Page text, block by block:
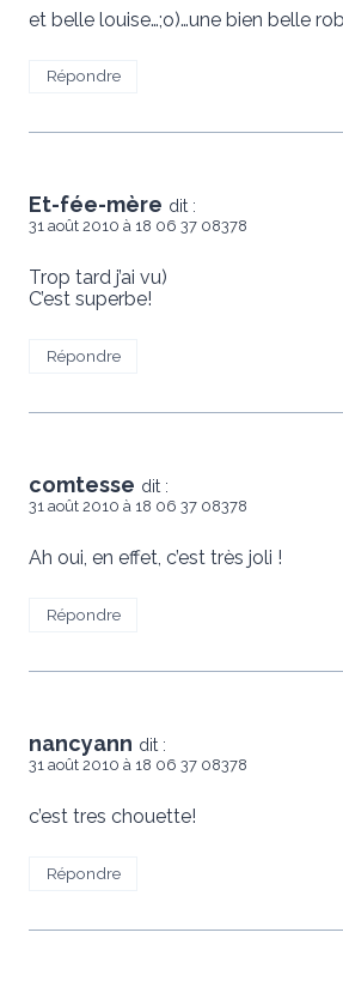
et belle louise…;o)…une bien belle
Répondre
Et-fée-mère dit :
31 août 2010 à 18 06 37 08378
Trop tard j’ai vu)
C’est superbe!
Répondre
comtesse dit :
31 août 2010 à 18 06 37 08378
Ah oui, en effet, c’est très joli !
Répondre
nancyann dit :
31 août 2010 à 18 06 37 08378
c’est tres chouette!
Répondre